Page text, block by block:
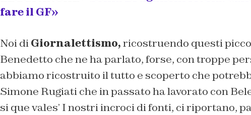
fare il GF»
Noi diGiornalettismo,ricostruendo questi
Benedetto che ne ha parlato, forse, con troppe
abbiamo ricostruito il tutto e scoperto che
Simone Rugiati che in passato ha lavorato con
si que vales’ I nostri incroci di fonti, ci riportano,